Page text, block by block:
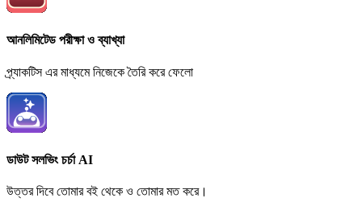
আনলিমিটেড পরীক্ষা ও ব্যাখ্যা
প্র্যাকটিস এর মাধ্যমে নিজেকে তৈরি করে ফেলো
ডাউট সলভিং চর্চা AI
উত্তর দিবে তোমার বই থেকে ও তোমার মত করে।